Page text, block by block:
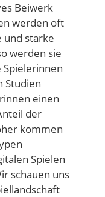
Beiwerk
werden oft
und starke
werden sie
Studien
einen
der
kommen
Spielen
schauen uns